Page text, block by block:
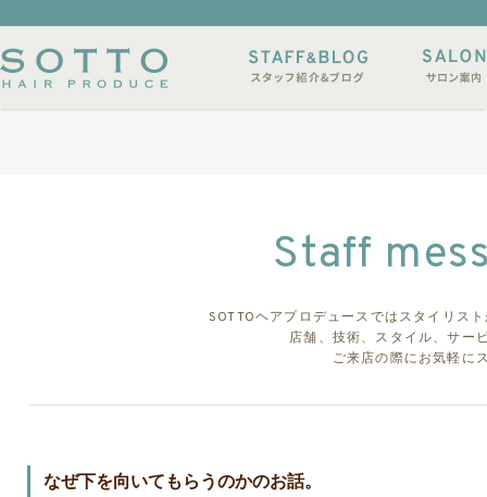
ルサンプル 店休日
Staff
SOTTOヘアプロデュースではスタイリス
店舗、技術、スタイル、サー
ご来店の際にお気軽に
なぜ下を向いてもらうのかのお話。